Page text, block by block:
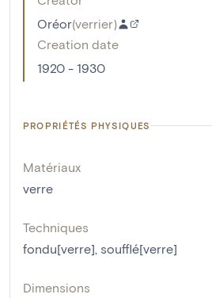
Oréor(verrier)
Creation date
1920 - 1930
PROPRIÉTÉS PHYSIQUES
Matériaux
verre
Techniques
fondu[verre] soufflé[verre]
Dimensions